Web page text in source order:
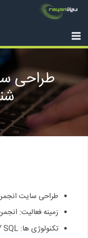
طراحی
طراحی سایت
زمینه فعالیت:
تکنولوژی ها: PHP, HTML, CSS, JS, MY SQL